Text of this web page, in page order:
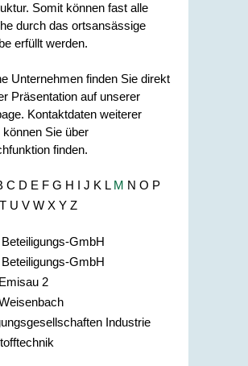
Somit können fast alle
durch das ortsansässige
erfüllt werden.
Unternehmen finden Sie direkt
Präsentation auf unserer
Kontaktdaten weiterer
können Sie über
finden.
C D E F G H I J K L M N O P
T U V W X Y Z
GmbH
GmbH
2
Industrie